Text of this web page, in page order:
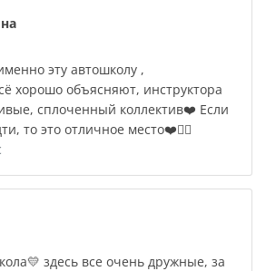
эту автошколу ,
хорошо объясняют, инструктора
сплоченный коллектив❤️ Если
то это отличное место❤️☝🏼
здесь все очень дружные, за